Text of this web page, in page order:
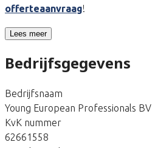
offerteaanvraag!
Lees meer
Bedrijfsgegevens
Bedrijfsnaam
Young European Professionals BV
KvK nummer
62661558